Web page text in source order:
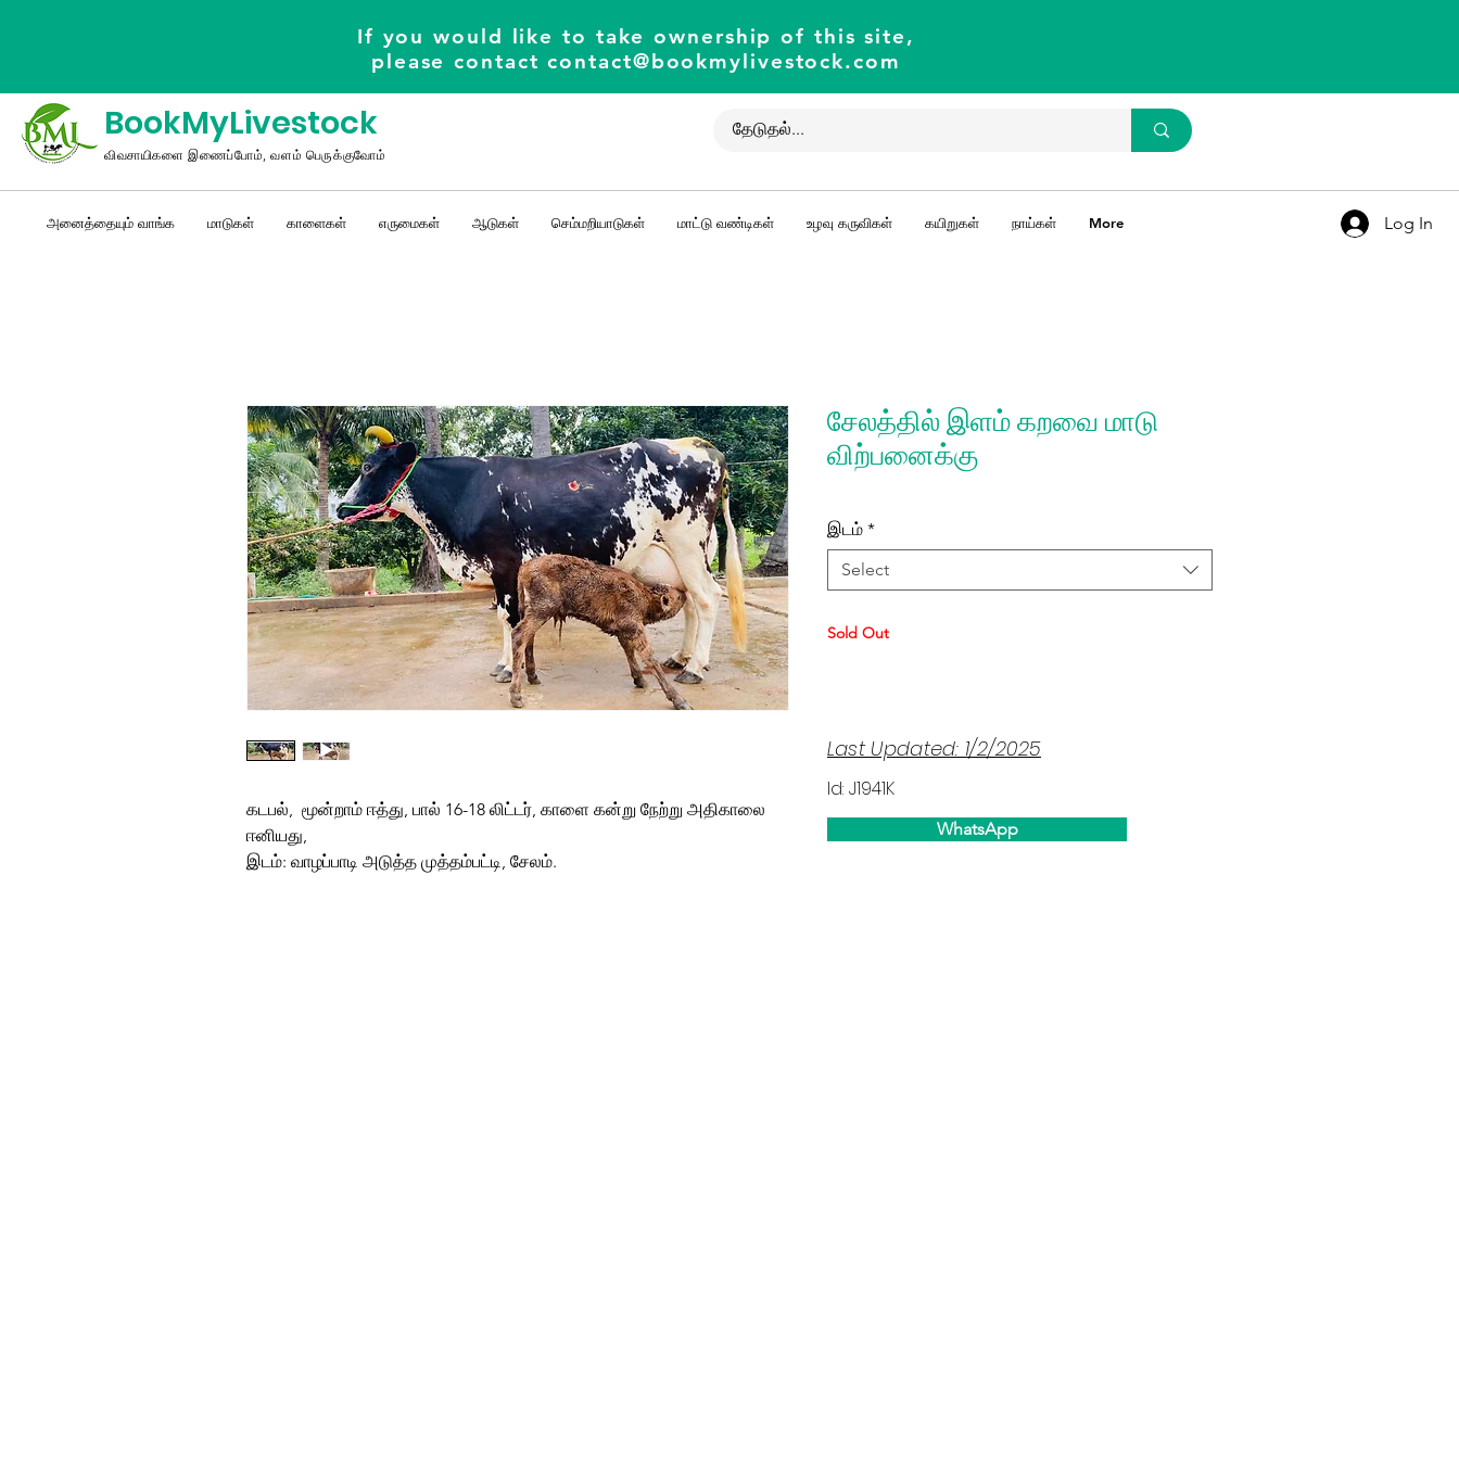
If you would like to take ownership of this site,
please contactcontact@bookmylivestock.com
BookMyLivestock
விவசாயிகளை இணைப்போம், வளம் பெருக்குவோம்
அனைத்தையும் வாங்க மாடுகள் காளைகள் எருமைகள் ஆடுகள் செம்மறியாடுகள் மாட்டு வண்டிகள் உழவு கருவிகள் கயிறுகள் நாய்கள் More Log In
கடபல், மூன்றாம் ஈத்து, பால் 16-18 லிட்டர், காளை கன்று நேற்று அதிகாலை
ஈனியது,
இடம்: வாழப்பாடி அடுத்த முத்தம்பட்டி, சேலம்.
சேலத்தில் இளம் கறவை மாடு
விற்பனைக்கு
இடம் *
Select
Sold Out
WhatsApp
Last Updated: 1/2/2025
Id: J1941K